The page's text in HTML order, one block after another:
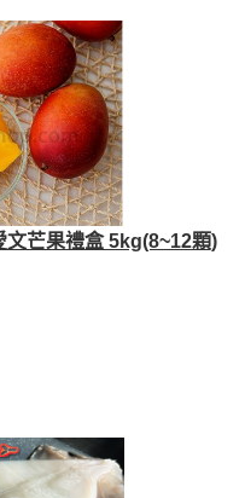
文芒果禮盒 5kg(8~12顆)